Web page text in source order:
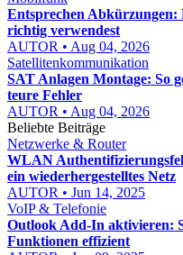
Entsprechen Abkürzungen:
richtig verwendest
AUTOR • Aug 04, 2026
Satellitenkommunikation
SAT Anlagen Montage: So
teure Fehler
AUTOR • Aug 04, 2026
Beliebte Beiträge
Netzwerke & Router
WLAN
ein wiederhergestelltes Netz
AUTOR • Jun 14, 2025
VoIP & Telefonie
Outlook Add-In aktivieren:
Funktionen effizient